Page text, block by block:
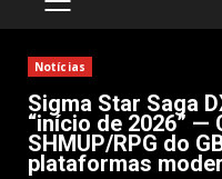
PRIMARY
Notícias
Sigma Star Saga
“início de 2026” —
SHMUP/RPG do
plataformas